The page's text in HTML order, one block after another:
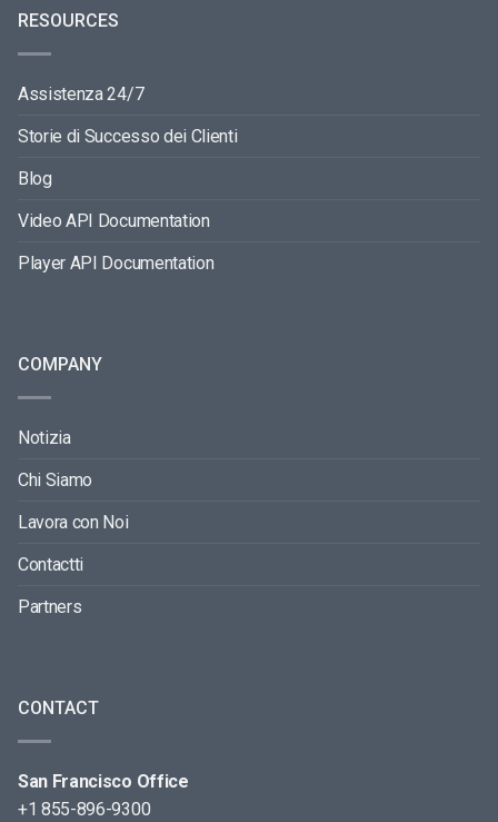
RESOURCES
Assistenza 24/7
Storie di Successo dei Clienti
Blog
Video API Documentation
Player API Documentation
COMPANY
Notizia
Chi Siamo
Lavora con Noi
Contactti
Partners
CONTACT
San Francisco Office
+1 855-896-9300